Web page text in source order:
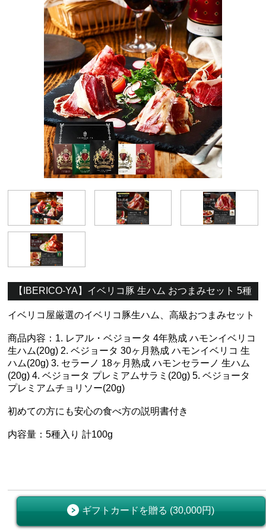
【‎IBERICO-YA】イベリコ豚 生ハム おつまみセット 5種
イベリコ屋厳選のイベリコ豚生ハム、高級おつまみセット
商品内容：1. レアル・ベジョータ 4年熟成 ハモンイベリコ
生ハム(20g) 2. ベジョータ 30ヶ月熟成 ハモンイベリコ 生
ハム(20g) 3. セラーノ 18ヶ月熟成 ハモンセラーノ 生ハム
(20g) 4. ベジョータ プレミアムサラミ(20g) 5. ベジョータ
プレミアムチョリソー(20g)
初めての方にも安心の食べ方の説明書付き
内容量：5種入り 計100g
ギフトカードを贈る (30,000円)